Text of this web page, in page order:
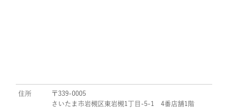
住所
〒339-0005
さいたま市岩槻区東岩槻1丁目-5-1 4番店舗1階